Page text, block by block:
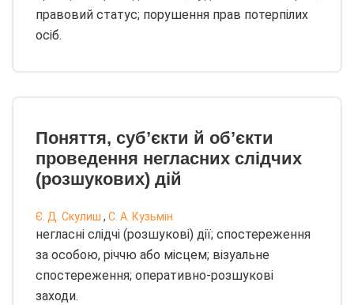
правовий статус; порушення прав потерпілих
осіб.
Поняття, суб’єкти й об’єкти
проведення негласних слідчих
(розшукових) дій
Є. Д. Скулиш , С. А. Кузьмін
негласні слідчі (розшукові) дії; спостереження
за особою, річчю або місцем; візуальне
спостереження; оперативно-розшукові
заходи.